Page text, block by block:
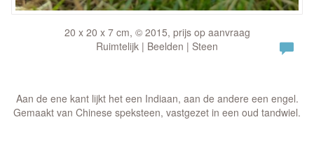
20 x 20 x 7 cm, © 2015, prijs op aanvraag
Ruimtelijk | Beelden | Steen
Aan de ene kant lijkt het een Indiaan, aan de andere een engel.
Gemaakt van Chinese speksteen, vastgezet in een oud tandwiel.